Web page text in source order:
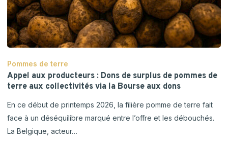
Pommes de terre
Appel aux producteurs : Dons de surplus de pommes de
terre aux collectivités via la Bourse aux dons
En ce début de printemps 2026, la filière pomme de terre fait
face à un déséquilibre marqué entre l’offre et les débouchés.
La Belgique, acteur…